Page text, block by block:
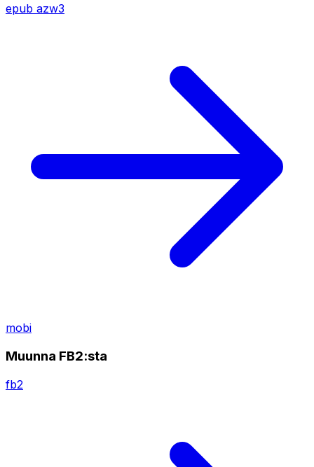
epub azw3
mobi
Muunna FB2:sta
fb2